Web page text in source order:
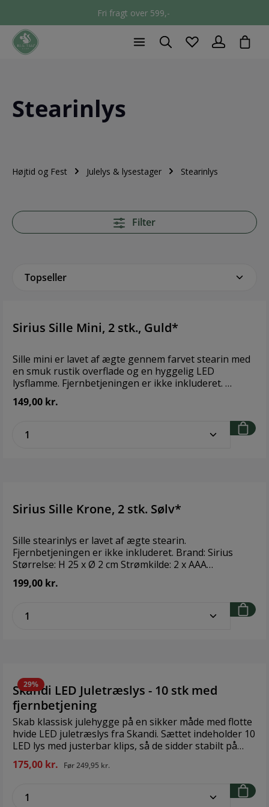
Fri fragt over 599,-
Stearinlys
Højtid og Fest Julelys & lysestager Stearinlys
Filter
Sirius Sille Mini, 2 stk., Guld*
Sille mini er lavet af ægte gennem farvet stearin med
en smuk rustik overflade og en hyggelig LED
lysflamme. Fjernbetjeningen er ikke inkluderet.
Brand: Sirius Størrelse: H 6,5 x Ø 5 cm Strømkilde: 2 x 2
x CR2032. De er inkluderet Antal LED: 2 Til
149,00 kr.
Sirius Sille Krone, 2 stk. Sølv*
Sille stearinlys er lavet af ægte stearin.
Fjernbetjeningen er ikke inkluderet. Brand: Sirius
Størrelse: H 25 x Ø 2 cm Strømkilde: 2 x AAA
BatteriAntal LED: 2 Til fjernbetjening: Ja ikke
inkluderet
199,00 kr.
29%
Skandi LED Juletræslys - 10 stk med
fjernbetjening
Skab klassisk julehygge på en sikker måde med flotte
hvide LED juletræslys fra Skandi. Sættet indeholder 10
LED lys med justerbar klips, så de sidder stabilt på
grene og dekorationer. Med den medfølgende
fjernbetjening kan du tænde/slukke alle lys på én
gang og hurtigt skabe den helt rette julestemning –
uden røg eller brandfare.Brand: SkandiStørrelse: Ø1,5
175,00 kr. Før249,95 kr.